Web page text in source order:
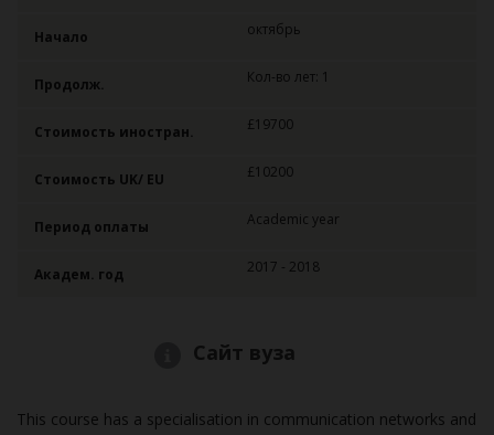
Начало октябрь
Продолж. Кол-во лет: 1
Стоимость иностран. £19700
Стоимость UK/ EU £10200
Период оплаты Academic year
Академ. год 2017 - 2018
Сайт вуза
This course has a specialisation in communication networks and